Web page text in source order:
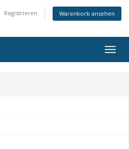
Registrieren Warenkorb ansehen